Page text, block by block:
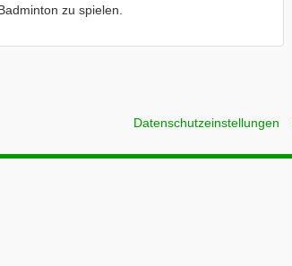
zu spielen.
Datenschutzeinstellungen